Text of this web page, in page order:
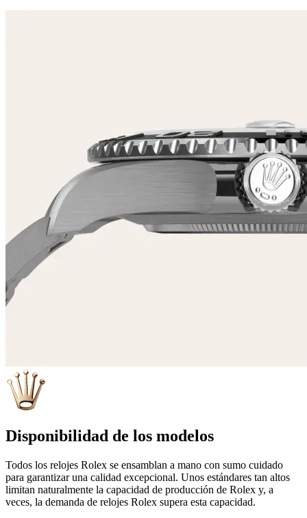
Disponibilidad de los modelos
Todos los relojes Rolex se ensamblan a mano con sumo cuidado
para garantizar una calidad excepcional. Unos estándares tan altos
limitan naturalmente la capacidad de producción de Rolex y, a
veces, la demanda de relojes Rolex supera esta capacidad.